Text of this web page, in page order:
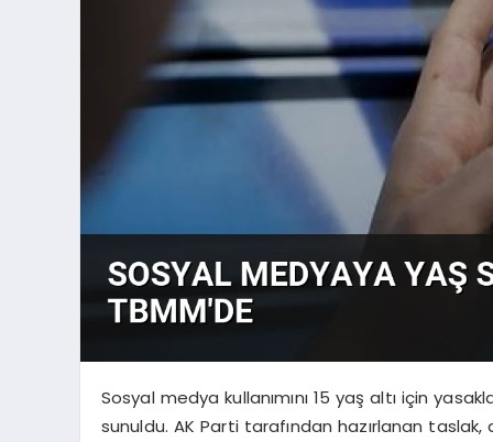
Sosyal medya kullanımını 15 yaş altı için
sunuldu. AK Parti tarafından hazırlanan